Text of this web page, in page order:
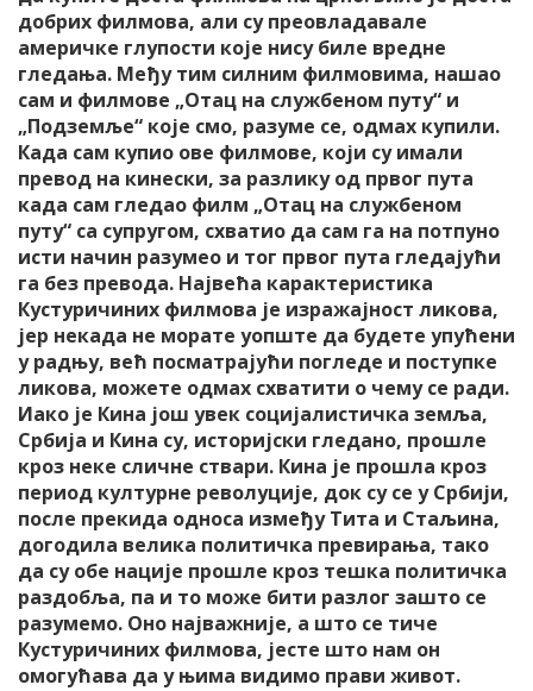
добрих филмова, али су преовладавале
америчке глупости које нису биле вредне
гледања. Међу тим силним филмовима, нашао
сам и филмове „Отац на службеном путу“ и
„Подземље“ које смо, разуме се, одмах купили.
Када сам купио ове филмове, који су имали
превод на кинески, за разлику од првог пута
када сам гледао филм „Отац на службеном
путу“ са супругом, схватио да сам га на потпуно
исти начин разумео и тог првог пута гледајући
га без превода. Највећа карактеристика
Кустуричиних филмова је изражајност ликова,
јер некада не морате уопште да будете упућени
у радњу, већ посматрајући погледе и поступке
ликова, можете одмах схватити о чему се ради.
Иако је Кина још увек социјалистичка земља,
Србија и Кина су, историјски гледано, прошле
кроз неке сличне ствари. Кина је прошла кроз
период културне револуције, док су се у Србији,
после прекида односа између Тита и Стаљина,
догодила велика политичка превирања, тако
да су обе нације прошле кроз тешка политичка
раздобља, па и то може бити разлог зашто се
разумемо. Оно најважније, а што се тиче
Кустуричиних филмова, јесте што нам он
омогућава да у њима видимо прави живот.